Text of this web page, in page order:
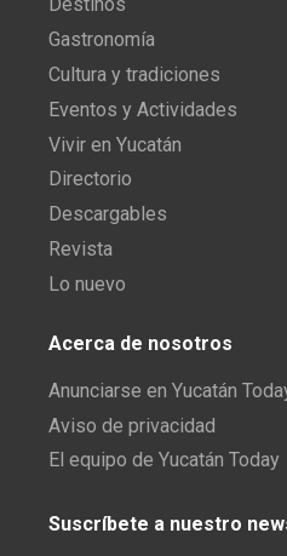
Destinos
Gastronomía
Cultura y tradiciones
Eventos y Actividades
Vivir en Yucatán
Directorio
Descargables
Revista
Lo nuevo
Acerca de nosotros
Anunciarse en Yucatán
Aviso de privacidad
El equipo de Yucatán Today
Suscríbete a nuestro